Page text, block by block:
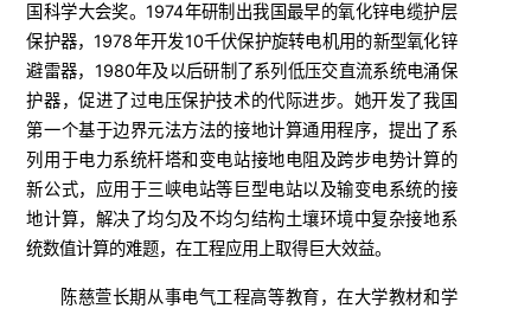
国科学大会奖。1974年研制出我国最早的氧化锌电缆护层
保护器，1978年开发10千伏保护旋转电机用的新型氧化锌
避雷器，1980年及以后研制了系列低压交直流系统电涌保
护器，促进了过电压保护技术的代际进步。她开发了我国
第一个基于边界元法方法的接地计算通用程序，提出了系
列用于电力系统杆塔和变电站接地电阻及跨步电势计算的
新公式，应用于三峡电站等巨型电站以及输变电系统的接
地计算，解决了均匀及不均匀结构土壤环境中复杂接地系
统数值计算的难题，在工程应用上取得巨大效益。
陈慈萱长期从事电气工程高等教育，在大学教材和学